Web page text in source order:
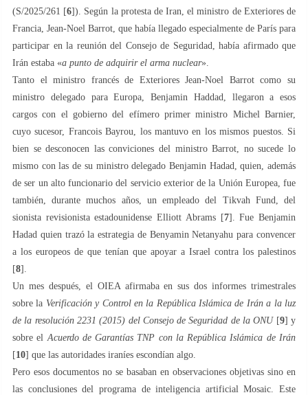
(S/2025/261 [6]). Según la protesta de Iran, el ministro de Exteriores de
Francia, Jean-Noel Barrot, que había llegado especialmente de París para
participar en la reunión del Consejo de Seguridad, había afirmado que
Irán estaba «a punto de adquirir el arma nuclear».
Tanto el ministro francés de Exteriores Jean-Noel Barrot como su
ministro delegado para Europa, Benjamin Haddad, llegaron a esos
cargos con el gobierno del efímero primer ministro Michel Barnier,
cuyo sucesor, Francois Bayrou, los mantuvo en los mismos puestos. Si
bien se desconocen las conviciones del ministro Barrot, no sucede lo
mismo con las de su ministro delegado Benjamin Hadad, quien, además
de ser un alto funcionario del servicio exterior de la Unión Europea, fue
también, durante muchos años, un empleado del Tikvah Fund, del
sionista revisionista estadounidense Elliott Abrams [7]. Fue Benjamin
Hadad quien trazó la estrategia de Benyamin Netanyahu para convencer
a los europeos de que tenían que apoyar a Israel contra los palestinos
[8].
Un mes después, el OIEA afirmaba en sus dos informes trimestrales
sobre la Verificación y Control en la República Islámica de Irán a la luz
de la resolución 2231 (2015) del Consejo de Seguridad de la ONU[9] y
sobre el Acuerdo de Garantías TNP con la República Islámica de Irán
[10] que las autoridades iraníes escondían algo.
Pero esos documentos no se basaban en observaciones objetivas sino en
las conclusiones del programa de inteligencia artificial Mosaic. Este